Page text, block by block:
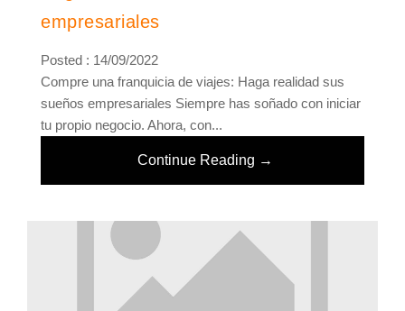
empresariales
Posted : 14/09/2022
Compre una franquicia de viajes: Haga realidad sus
sueños empresariales Siempre has soñado con iniciar
tu propio negocio. Ahora, con...
Continue Reading →